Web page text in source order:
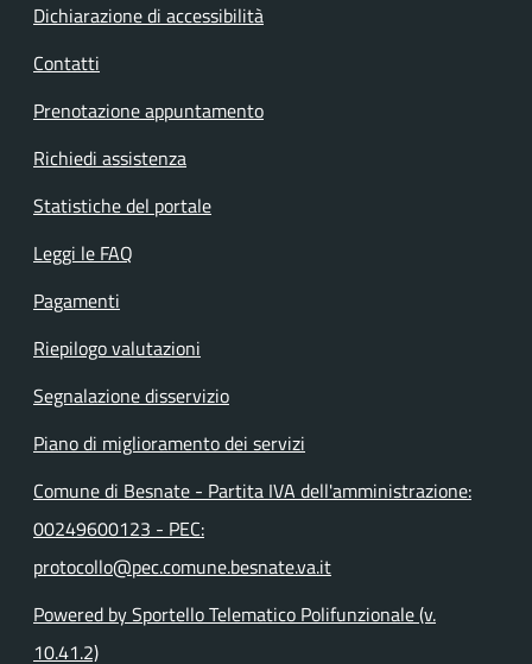
Dichiarazione di accessibilità
Contatti
Prenotazione appuntamento
Richiedi assistenza
Statistiche del portale
Leggi le FAQ
Pagamenti
Riepilogo valutazioni
Segnalazione disservizio
Piano di miglioramento dei servizi
Comune di Besnate - Partita IVA dell'amministrazione:
00249600123 - PEC:
protocollo@pec.comune.besnate.va.it
Powered by Sportello Telematico Polifunzionale (v.
10.41.2)